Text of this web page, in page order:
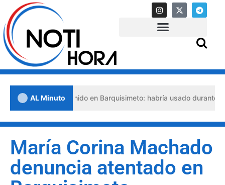
AL Minuto
detenido en Barquisimeto: habría usado durante 13 años la
María Corina Machado
denuncia atentado en